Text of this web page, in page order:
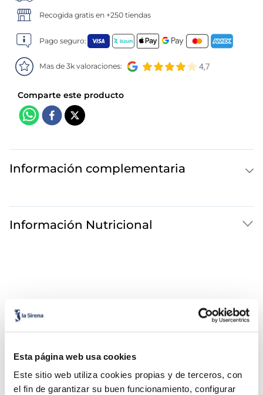
Esta página web usa cookies
Este sitio web utiliza cookies propias y de terceros, con
el fin de garantizar su buen funcionamiento, configurar
Recogida gratis en +250 tiendas
Pago seguro:
Mas de 3k valoraciones:
Información complementaria
Información Nutricional
¡Combínalo y hazte un menú de 10!
. canelones
gambon
9. listísimos
10. pollo